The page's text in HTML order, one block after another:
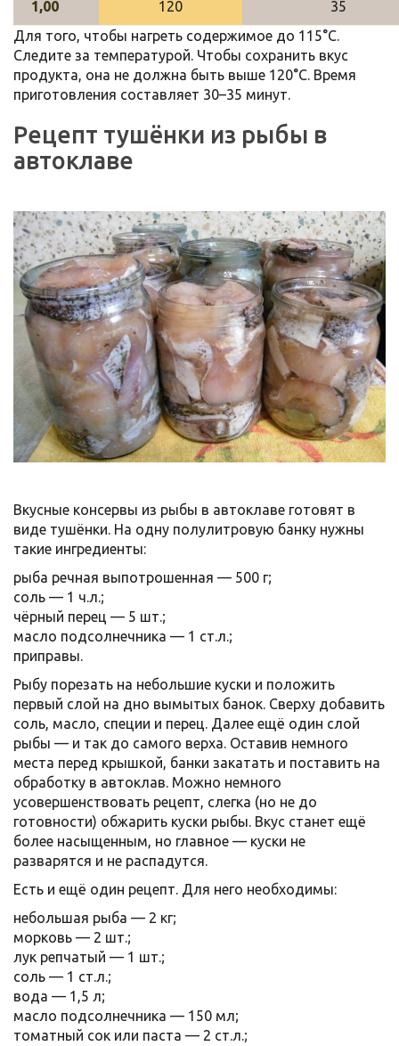
1,00 120
35
Для того, чтобы нагреть содержимое до 115°С.
Следите за температурой. Чтобы сохранить вкус
продукта, она не должна быть выше 120°С. Время
приготовления составляет 30–35 минут.
Рецепт тушёнки из рыбы в
автоклаве
Вкусные консервы из рыбы в автоклаве готовят в
виде тушёнки. На одну полулитровую банку нужны
такие ингредиенты:
рыба речная выпотрошенная — 500 г;
соль — 1 ч.л.;
чёрный перец — 5 шт.;
масло подсолнечника — 1 ст.л.;
приправы.
Рыбу порезать на небольшие куски и положить
первый слой на дно вымытых банок. Сверху добавить
соль, масло, специи и перец. Далее ещё один слой
рыбы — и так до самого верха. Оставив немного
места перед крышкой, банки закатать и поставить на
обработку в автоклав. Можно немного
усовершенствовать рецепт, слегка (но не до
готовности) обжарить куски рыбы. Вкус станет ещё
более насыщенным, но главное — куски не
разварятся и не распадутся.
Есть и ещё один рецепт. Для него необходимы:
небольшая рыба — 2 кг;
морковь — 2 шт.;
лук репчатый — 1 шт.;
соль — 1 ст.л.;
вода — 1,5 л;
масло подсолнечника — 150 мл;
томатный сок или паста — 2 ст.л.;